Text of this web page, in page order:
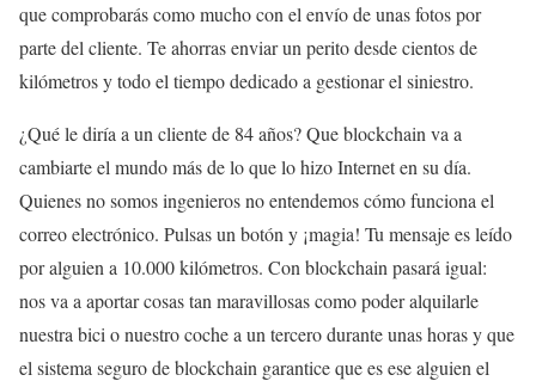
que comprobarás como mucho con el envío de unas fotos por
parte del cliente. Te ahorras enviar un perito desde cientos de
kilómetros y todo el tiempo dedicado a gestionar el siniestro.
¿Qué le diría a un cliente de 84 años? Que blockchain va a
cambiarte el mundo más de lo que lo hizo Internet en su día.
Quienes no somos ingenieros no entendemos cómo funciona el
correo electrónico. Pulsas un botón y ¡magia! Tu mensaje es leído
por alguien a 10.000 kilómetros. Con blockchain pasará igual:
nos va a aportar cosas tan maravillosas como poder alquilarle
nuestra bici o nuestro coche a un tercero durante unas horas y que
el sistema seguro de blockchain garantice que es ese alguien el